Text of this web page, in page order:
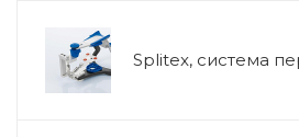
Splitex, система